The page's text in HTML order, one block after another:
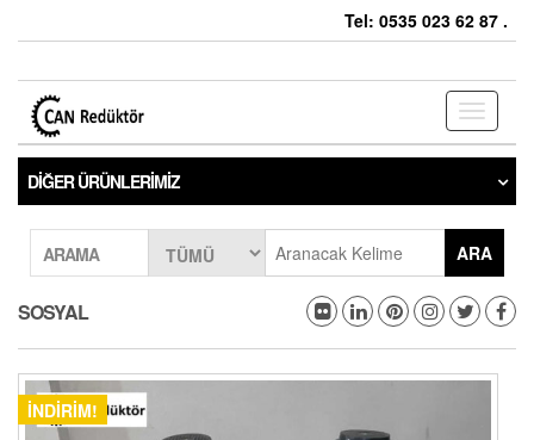
Tel: 0535 023 62 87 .
Toggle
DIĞER ÜRÜNLERIMIZ
ARAMA ARA
SOSYAL
İNDIRIM!